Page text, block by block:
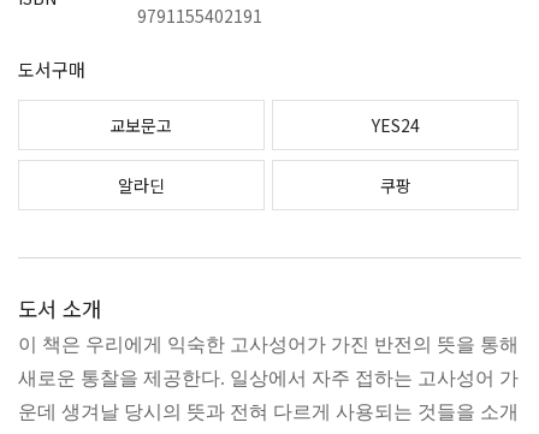
9791155402191
도서구매
교보문고 YES24
알라딘 쿠팡
도서 소개
이 책은 우리에게 익숙한 고사성어가 가진 반전의 뜻을 통해
새로운 통찰을 제공한다. 일상에서 자주 접하는 고사성어 가
운데 생겨날 당시의 뜻과 전혀 다르게 사용되는 것들을 소개